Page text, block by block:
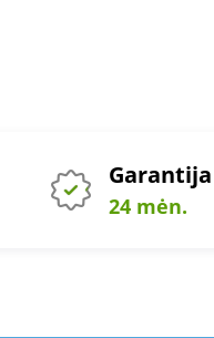
Garantija
24 mėn.